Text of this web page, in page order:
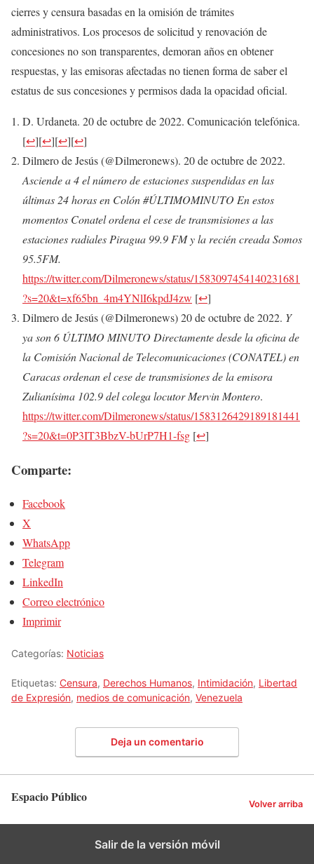
cierres y censura basadas en la omisión de trámites
administrativos. Los procesos de solicitud y renovación de
concesiones no son transparentes, demoran años en obtener
respuestas, y las emisoras afectadas no tienen forma de saber el
estatus de sus concesiones y permisos dada la opacidad oficial.
D. Urdaneta. 20 de octubre de 2022. Comunicación telefónica.
[↩][↩][↩][↩]
Dilmero de Jesús (@Dilmeronews). 20 de octubre de 2022.
Asciende a 4 el número de estaciones suspendidas en las
últimas 24 horas en Colón #ÚLTIMOMINUTO En estos
momentos Conatel ordena el cese de transmisiones a las
estaciones radiales Piragua 99.9 FM y la recién creada Somos
95.5FM.
https://twitter.com/Dilmeronews/status/1583097454140231681
?s=20&t=xf65bn_4m4YNlI6kpdJ4zw [↩]
Dilmero de Jesús (@Dilmeronews) 20 de octubre de 2022. Y
ya son 6 ÚLTIMO MINUTO Directamente desde la oficina de
la Comisión Nacional de Telecomunicaciones (CONATEL) en
Caracas ordenan el cese de transmisiones de la emisora
Zulianísima 102.9 del colega locutor Mervin Montero.
https://twitter.com/Dilmeronews/status/1583126429189181441
?s=20&t=0P3IT3BbzV-bUrP7H1-fsg [↩]
Comparte:
Facebook
X
WhatsApp
Telegram
LinkedIn
Correo electrónico
Imprimir
Categorías: Noticias
Etiquetas: Censura, Derechos Humanos, Intimidación, Libertad
de Expresión, medios de comunicación, Venezuela
Deja un comentario
Espacio Público Volver arriba
Salir de la versión móvil